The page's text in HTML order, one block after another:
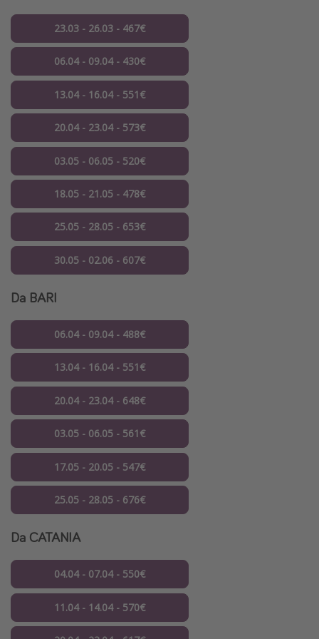
23.03 - 26.03 - 467€
06.04 - 09.04 - 430€
13.04 - 16.04 - 551€
20.04 - 23.04 - 573€
03.05 - 06.05 - 520€
18.05 - 21.05 - 478€
25.05 - 28.05 - 653€
30.05 - 02.06 - 607€
Da BARI
06.04 - 09.04 - 488€
13.04 - 16.04 - 551€
20.04 - 23.04 - 648€
03.05 - 06.05 - 561€
17.05 - 20.05 - 547€
25.05 - 28.05 - 676€
Da CATANIA
04.04 - 07.04 - 550€
11.04 - 14.04 - 570€